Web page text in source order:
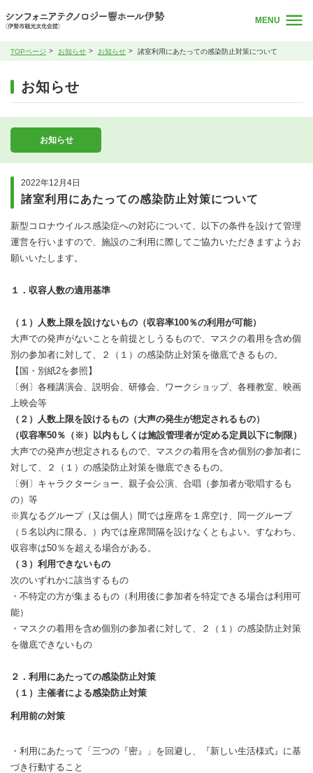
MENU
TOPページ お知らせ お知らせ 諸室利用にあたっての感染防止対策について
お知らせ
お知らせ
2022年12月4日
諸室利用にあたっての感染防止対策について
新型コロナウイルス感染症への対応について、以下の条件を設けて管理
運営を行いますので、施設のご利用に際してご協力いただきますようお
願いいたします。
１．収容人数の適用基準
（１）人数上限を設けないもの（収容率100％の利用が可能）
大声での発声がないことを前提としうるもので、マスクの着用を含め個
別の参加者に対して、２（１）の感染防止対策を徹底できるもの。
【国・別紙2を参照】
〔例〕各種講演会、説明会、研修会、ワークショップ、各種教室、映画
上映会等
（２）人数上限を設けるもの（大声の発生が想定されるもの）
（収容率50％（※）以内もしくは施設管理者が定める定員以下に制限）
大声での発声が想定されるもので、マスクの着用を含め個別の参加者に
対して、２（１）の感染防止対策を徹底できるもの。
〔例〕キャラクターショー、親子会公演、合唱（参加者が歌唱するも
の）等
※異なるグループ（又は個人）間では座席を１席空け、同一グループ
（５名以内に限る。）内では座席間隔を設けなくともよい。すなわち、
収容率は50％を超える場合がある。
（３）利用できないもの
次のいずれかに該当するもの
・不特定の方が集まるもの（利用後に参加者を特定できる場合は利用可
能）
・マスクの着用を含め個別の参加者に対して、２（１）の感染防止対策
を徹底できないもの
２．利用にあたっての感染防止対策
（１）主催者による感染防止対策
利用前の対策
・利用にあたって「三つの『密』」を回避し、『新しい生活様式』に基
づき行動すること